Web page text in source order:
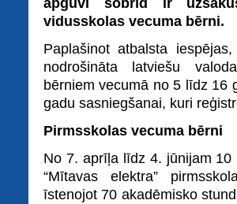
apguvi šobrīd ir
vidusskolas vecuma bērni.
Paplašinot atbalsta
nodrošināta latviešu
bērniem vecumā no 5 līdz 16
gadu sasniegšanai, kuri
Pirmsskolas vecuma bērni
No 7. aprīļa līdz 4. jūnijam
“Mītavas elektra”
īstenojot 70 akadēmisko